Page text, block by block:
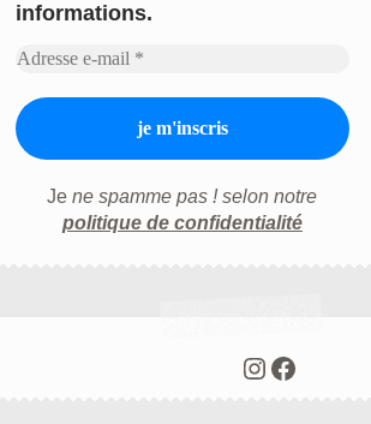
informations.
Je ne spamme pas ! selon notre
politique de confidentialité
Instagram
Facebook